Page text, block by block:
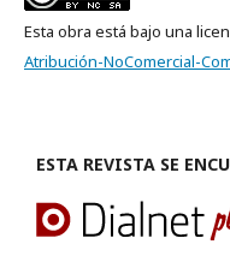
Esta obra está bajo una
Atribución-NoComercial-
ESTA REVISTA SE